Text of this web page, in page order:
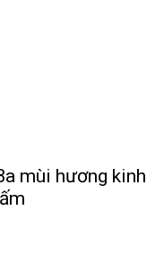
mùi hương kinh